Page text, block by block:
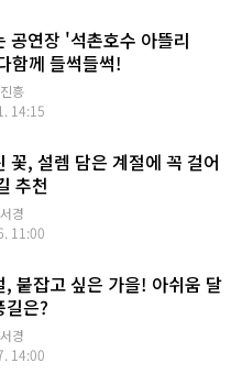
공연장 '석촌호수 아뜰리
함께 들썩들썩!
흥
14:15
꽃, 설렘 담은 계절에 꼭 걸어
추천
경
11:00
, 붙잡고 싶은 가을! 아쉬움 달
길은?
경
14:00